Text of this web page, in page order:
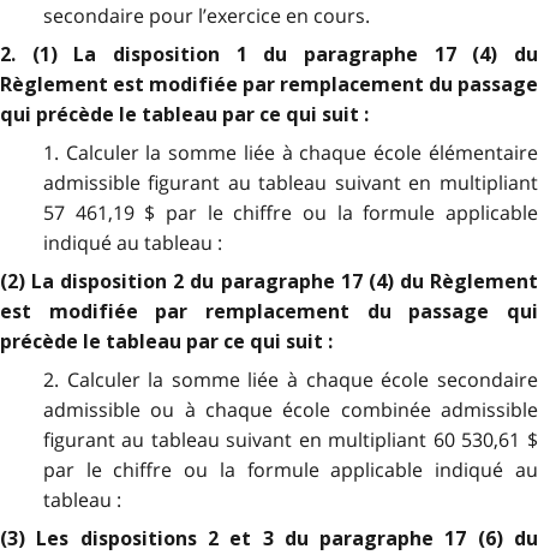
secondaire pour l’exercice en cours.
2. (1) La disposition 1 du paragraphe 17 (4) du
Règlement est modifiée par remplacement du passage
qui précède le tableau par ce qui suit :
1. Calculer la somme liée à chaque école élémentaire
admissible figurant au tableau suivant en multipliant
57 461,19 $ par le chiffre ou la formule applicable
indiqué au tableau :
(2) La disposition 2 du paragraphe 17 (4) du Règlement
est modifiée par remplacement du passage qui
précède le tableau par ce qui suit :
2. Calculer la somme liée à chaque école secondaire
admissible ou à chaque école combinée admissible
figurant au tableau suivant en multipliant 60 530,61 $
par le chiffre ou la formule applicable indiqué au
tableau :
(3) Les dispositions 2 et 3 du paragraphe 17 (6) du